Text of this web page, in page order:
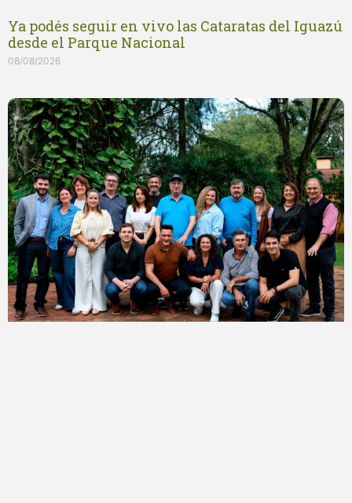
Ya podés seguir en vivo las Cataratas del Iguazú
desde el Parque Nacional
08/08/2026